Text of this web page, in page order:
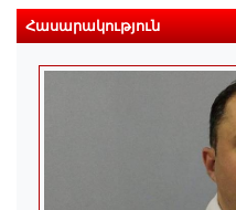
Հասարակություն